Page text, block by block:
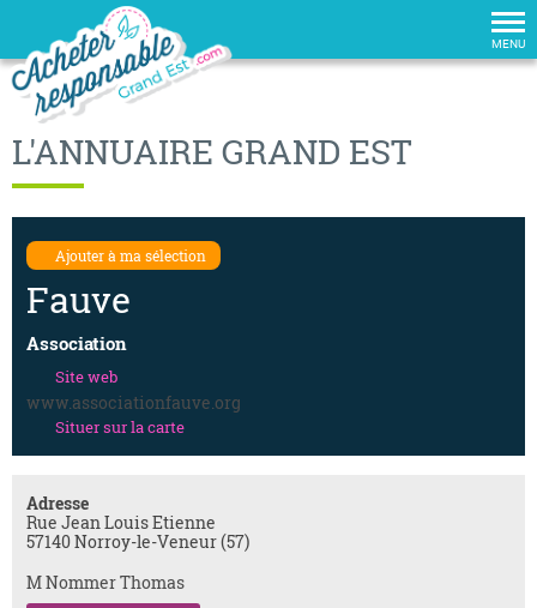
MENU
L'ANNUAIRE GRAND EST
Ajouter à ma sélection
Fauve
Association
Site web
www.associationfauve.org
Situer sur la carte
Adresse
Rue Jean Louis Etienne
57140 Norroy-le-Veneur (57)
M Nommer Thomas